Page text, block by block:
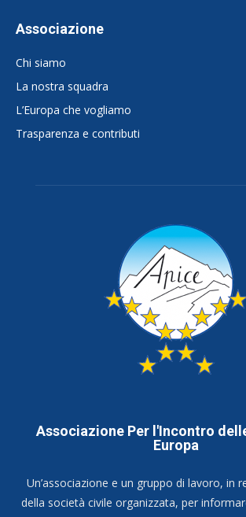
Associazione
Chi siamo
La nostra squadra
L’Europa che vogliamo
Trasparenza e contributi
Associazione Per l'Incontro
Europa
Un’associazione e un gruppo di lavoro, in
della società civile organizzata, per